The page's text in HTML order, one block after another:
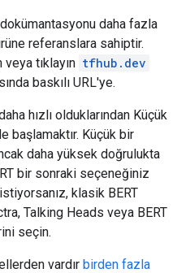
daha fazla
referanslara sahiptir.
veya tıklayın tfhub.dev
baskılı URL'ye.
hızlı olduklarından Küçük
başlamaktır. Küçük bir
daha yüksek doğrulukta
bir sonraki seçeneğiniz
klasik BERT
Talking Heads veya BERT
seçin.
vardır birden fazla